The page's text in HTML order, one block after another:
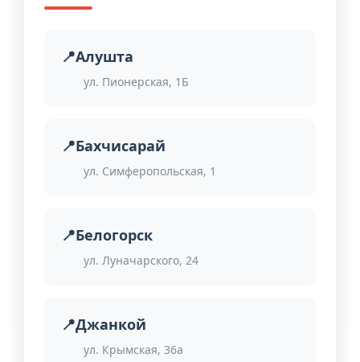
Алушта
ул. Пионерская, 1Б
Бахчисарай
ул. Симферопольская, 1
Белогорск
ул. Луначарского, 24
Джанкой
ул. Крымская, 36а